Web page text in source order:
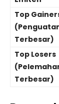
Top
Terbesar)
Top Losers
Terbesar)